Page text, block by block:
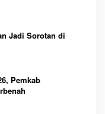
Jadi Sorotan di
Pemkab